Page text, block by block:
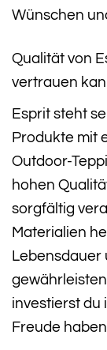
Wünschen
Qualität von
vertrauen
Esprit steht
Produkte mit
Outdoor-
hohen
sorgfältig
Materialien
Lebensdauer
investierst du
Freude